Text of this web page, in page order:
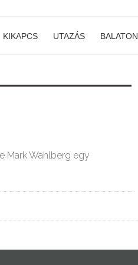
KIKAPCS UTAZÁS BALATON
Mark Wahlberg egy